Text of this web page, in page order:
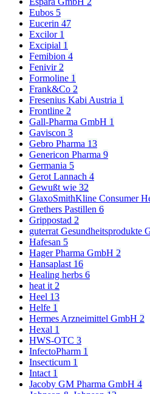
Eubos 5
Eucerin 47
Excilor 1
Excipial 1
Femibion 4
Fenivir 2
Formoline 1
Frank&Co 2
Fresenius Kabi Austria 1
Frontline 2
Gall-Pharma GmbH 1
Gaviscon 3
Gebro Pharma 13
Genericon Pharma 9
Germania 5
Gerot Lannach 4
Gewußt wie 32
GlaxoSmithKline Consumer
Grethers Pastillen 6
Grippostad 2
guterrat Gesundheitsprodukte
Hafesan 5
Hager Pharma GmbH 2
Hansaplast 16
Healing herbs 6
heat it 2
Heel 13
Helfe 1
Hermes Arzneimittel GmbH 2
Hexal 1
HWS-OTC 3
InfectoPharm 1
Insecticum 1
Intact 1
Jacoby GM Pharma GmbH 4